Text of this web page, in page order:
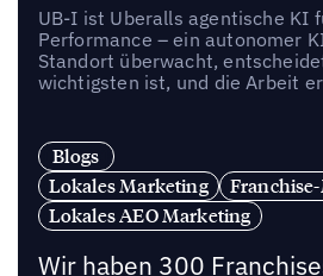
UB-I ist Uberalls agentische KI
Performance – ein autonomer
Standort überwacht,
wichtigsten ist, und die Arbeit
Blogs
Lokales Marketing
Lokales AEO Marketing
Wir haben 300